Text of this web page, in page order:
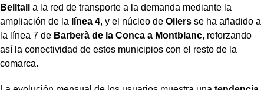
Belltall
a la red de transporte a la demanda mediante la
ampliación de la línea 4, y el núcleo de Ollers se ha añadido a
la línea 7 de Barberà de la Conca a Montblanc, reforzando
así la conectividad de estos municipios con el resto de la
comarca.